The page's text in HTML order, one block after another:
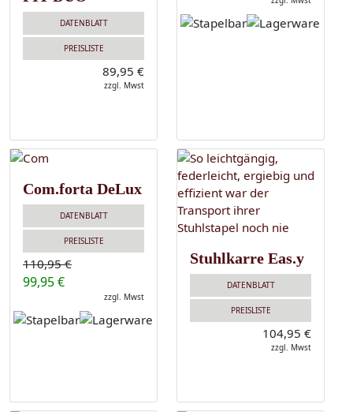
DATENBLATT
PREISLISTE
89,95 €
zzgl. Mwst
Com.forta DeLux
DATENBLATT
PREISLISTE
110,95 €
99,95 €
zzgl. Mwst
Stuhlkarre Eas.y
DATENBLATT
PREISLISTE
104,95 €
zzgl. Mwst